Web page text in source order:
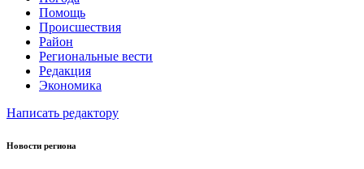
Помощь
Происшествия
Район
Региональные вести
Редакция
Экономика
Написать редактору
Новости региона